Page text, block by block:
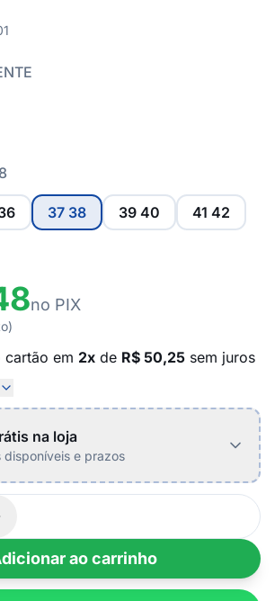
37 38 39 40
41 42
no PIX
cartão em 2x de R$ 50,25 sem juros
na loja
disponíveis e prazos
ao carrinho